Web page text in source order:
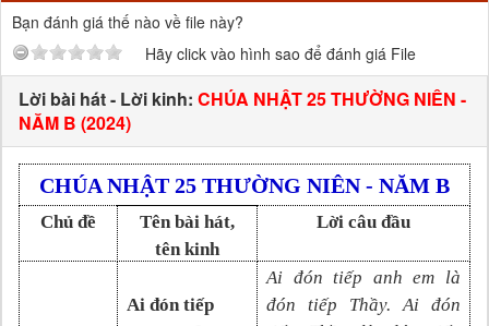
Bạn đánh giá thế nào về file này?
Hãy click vào hình sao để đánh giá File
Lời bài hát - Lời kinh: CHÚA NHẬT 25 THƯỜNG NIÊN -
NĂM B (2024)
CHÚANHẬT 25 THƯỜNG NIÊN- NĂM B
Chủ đề
Tên bài hát,
tên kinh
Lời câu đầu
Ai đón tiếp
Ai đón tiếp anh em là
đón tiếp Thầy. Ai đón